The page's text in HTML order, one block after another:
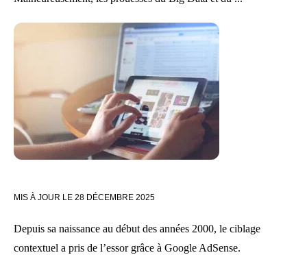
MIS À JOUR LE 28 DÉCEMBRE 2025
Depuis sa naissance au début des années 2000, le ciblage
contextuel a pris de l’essor grâce à Google AdSense.